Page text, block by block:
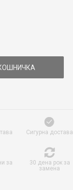
Сигурна достава
за
30 дена рок за
замена